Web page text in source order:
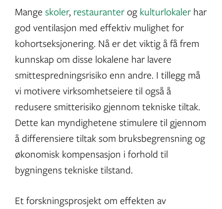
Mange skoler, restauranterog kulturlokalerhar
god ventilasjon med effektiv mulighet for
kohortseksjonering. Nå er det viktig å få frem
kunnskap om disse lokalene har lavere
smittespredningsrisiko enn andre. I tillegg må
vi motivere virksomhetseiere til også å
redusere smitterisiko gjennom tekniske tiltak.
Dette kan myndighetene stimulere til gjennom
å differensiere tiltak som bruksbegrensning og
økonomisk kompensasjon i forhold til
bygningens tekniske tilstand.
Et forskningsprosjekt om effekten av